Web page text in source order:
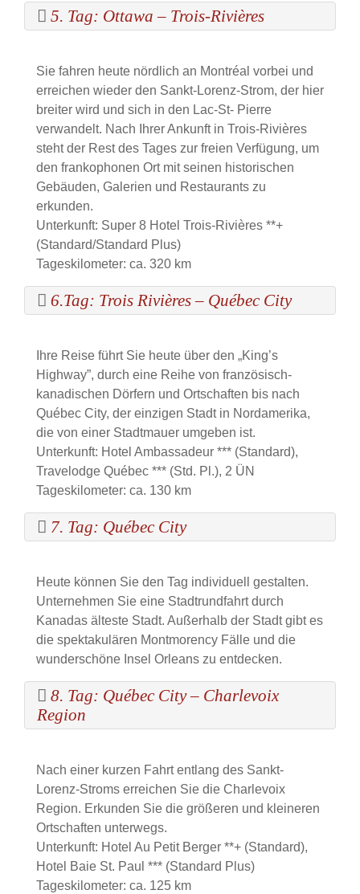
5. Tag: Ottawa – Trois-Rivières
Sie fahren heute nördlich an Montréal vorbei und
erreichen wieder den Sankt-Lorenz-Strom, der hier
breiter wird und sich in den Lac-St- Pierre
verwandelt. Nach Ihrer Ankunft in Trois-Rivières
steht der Rest des Tages zur freien Verfügung, um
den frankophonen Ort mit seinen historischen
Gebäuden, Galerien und Restaurants zu
erkunden.
Unterkunft: Super 8 Hotel Trois-Rivières **+
(Standard/Standard Plus)
Tageskilometer: ca. 320 km
6.Tag: Trois Rivières – Québec City
Ihre Reise führt Sie heute über den „King’s
Highway”, durch eine Reihe von französisch-
kanadischen Dörfern und Ortschaften bis nach
Québec City, der einzigen Stadt in Nordamerika,
die von einer Stadtmauer umgeben ist.
Unterkunft: Hotel Ambassadeur *** (Standard),
Travelodge Québec *** (Std. Pl.), 2 ÜN
Tageskilometer: ca. 130 km
7. Tag: Québec City
Heute können Sie den Tag individuell gestalten.
Unternehmen Sie eine Stadtrundfahrt durch
Kanadas älteste Stadt. Außerhalb der Stadt gibt es
die spektakulären Montmorency Fälle und die
wunderschöne Insel Orleans zu entdecken.
8. Tag: Québec City – Charlevoix
Region
Nach einer kurzen Fahrt entlang des Sankt-
Lorenz-Stroms erreichen Sie die Charlevoix
Region. Erkunden Sie die größeren und kleineren
Ortschaften unterwegs.
Unterkunft: Hotel Au Petit Berger **+ (Standard),
Hotel Baie St. Paul *** (Standard Plus)
Tageskilometer: ca. 125 km